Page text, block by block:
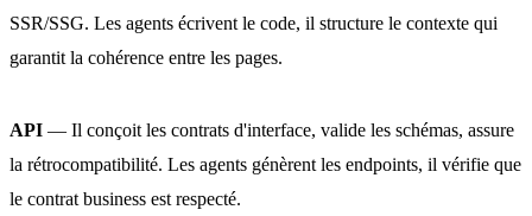
SSR/SSG. Les agents écrivent le code, il structure le contexte qui
garantit la cohérence entre les pages.
API — Il conçoit les contrats d'interface, valide les schémas, assure
la rétrocompatibilité. Les agents génèrent les endpoints, il vérifie que
le contrat business est respecté.